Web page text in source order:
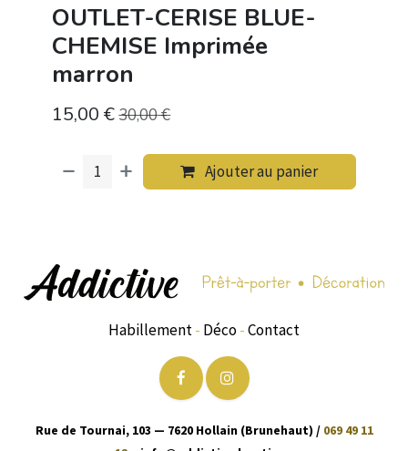
OUTLET-CERISE BLUE-
CHEMISE Imprimée
marron
15,00 €30,00€
Ajouter au panier
Habillement- Déco-Contact
Rue de Tournai, 103 — 7620 Hollain (Brunehaut) / 069 49 11